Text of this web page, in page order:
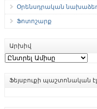
Օրենսդրական
Ֆոտոշարք
Արխիվ
Արխիվ
Ֆեյսբուքի պաշտոնական